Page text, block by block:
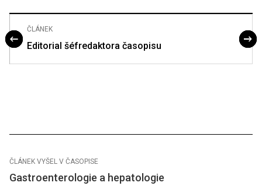
ČLÁNEK
Editorial šéfredaktora časopisu
ČLÁNEK VYŠEL V ČASOPISE
Gastroenterologie a hepatologie